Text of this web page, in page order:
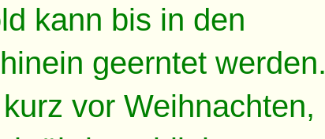
kann bis in den
geerntet werden.
vor Weihnachten,